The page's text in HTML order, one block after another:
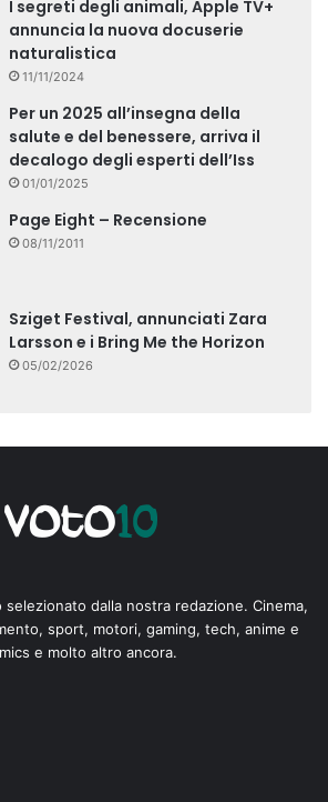
I segreti degli animali, Apple TV+
annuncia la nuova docuserie
naturalistica
11/11/2024
Per un 2025 all’insegna della
salute e del benessere, arriva il
decalogo degli esperti dell’Iss
01/01/2025
Page Eight – Recensione
08/11/2011
Sziget Festival, annunciati Zara
Larsson e i Bring Me the Horizon
05/02/2026
selezionato dalla nostra redazione. Cinema,
sport, motori, gaming, tech, anime e
e molto altro ancora.